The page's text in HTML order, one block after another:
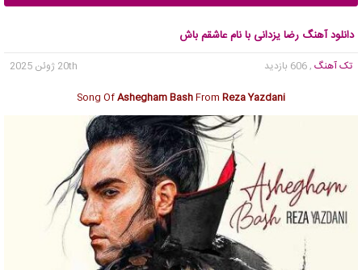
دانلود آهنگ رضا یزدانی با نام عاشقم باش
تک آهنگ , 606 بازدید
20th ژوئن 2025
Song OfAshegham BashFrom Reza Yazdani